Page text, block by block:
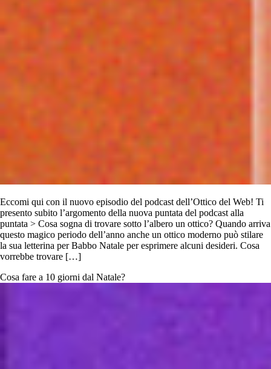
Eccomi qui con il nuovo episodio del podcast dell’Ottico del Web! Ti
presento subito l’argomento della nuova puntata del podcast alla
puntata > Cosa sogna di trovare sotto l’albero un ottico? Quando arriva
questo magico periodo dell’anno anche un ottico moderno può stilare
la sua letterina per Babbo Natale per esprimere alcuni desideri. Cosa
vorrebbe trovare […]
Cosa fare a 10 giorni dal Natale?